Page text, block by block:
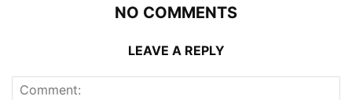
NO COMMENTS
LEAVE A REPLY